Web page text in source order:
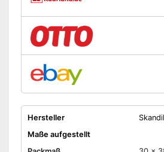
Amazon Lieferzeit
siehe
Hersteller
Maße aufgestellt